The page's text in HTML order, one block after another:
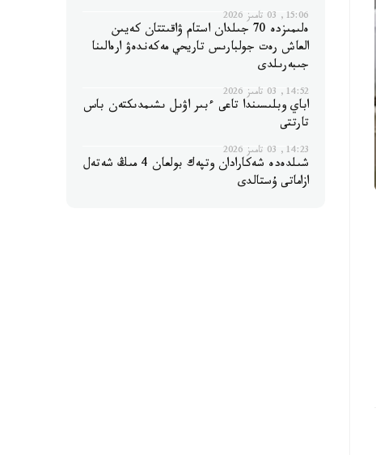
15:06, 03 تامىز 2026
ەلىمىزدە 70 جىلدان استام ۋاقىتتان كەيىن
العاش رەت جولبارىس تاريحي مەكەندەۋ ارەالىنا
جىبەرىلدى
14:52, 03 تامىز 2026
اباي وبلىسىندا تاعى ءبىر اۋىل ىشىمدىكتەن باس
تارتتى
14:23, 03 تامىز 2026
شىلدەدە شەكارادان وتپەك بولعان 4 مىڭ شەتەل
ازاماتى ۇستالدى